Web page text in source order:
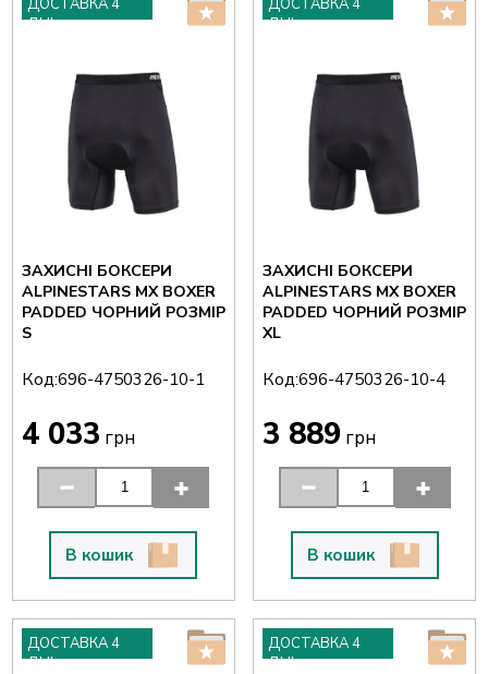
ДОСТАВКА 4
ДНІ
ЗАХИСНІ БОКСЕРИ
ALPINESTARS MX BOXER
PADDED ЧОРНИЙ РОЗМІР
S
Код:696-4750326-10-1
4 033 грн
В кошик
ДОСТАВКА 4
ДНІ
ЗАХИСНІ БОКСЕРИ
ALPINESTARS MX BOXER
PADDED ЧОРНИЙ РОЗМІР
XL
Код:696-4750326-10-4
3 889 грн
В кошик
ДОСТАВКА 4
ДНІ
ДОСТАВКА 4
ДНІ